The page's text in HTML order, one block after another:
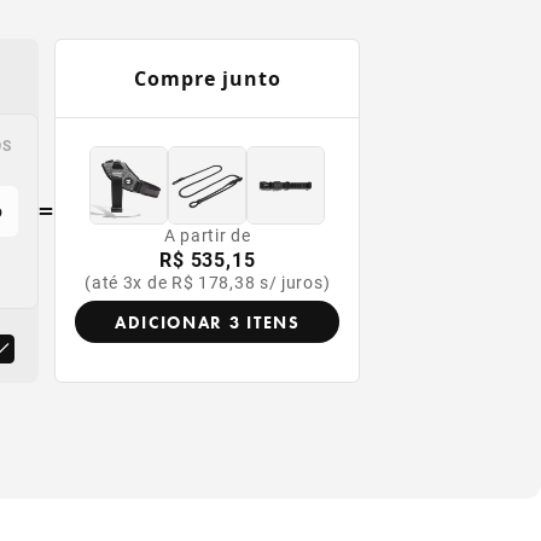
=
Compre junto
A partir de
R$ 535,15
(até 3x de R$ 178,38 s/ juros)
ADICIONAR 3 ITENS